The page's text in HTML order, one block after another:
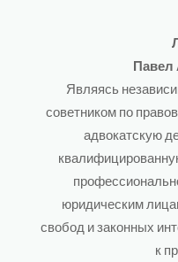
Павел
Являясь
советником по
адвокатскую
юридическим
свобод и законных
к